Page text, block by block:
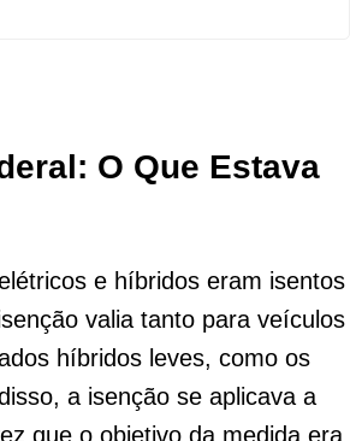
O Que Estava
e híbridos eram isentos
valia tanto para veículos
híbridos leves, como os
a isenção se aplicava a
que o objetivo da medida era